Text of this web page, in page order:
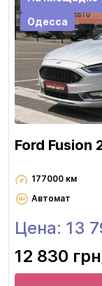
Одесса
Ford Fusion
177000 км
Автомат
Цена: 13
12 830 грн